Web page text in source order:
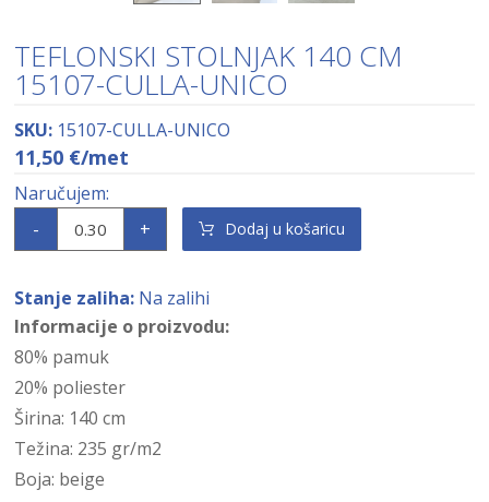
TEFLONSKI STOLNJAK 140 CM
15107-CULLA-UNICO
SKU: 15107-CULLA-UNICO
11,50 €/met
- + Dodaj u košaricu
Stanje zaliha: Na zalihi
Informacije o proizvodu:
80% pamuk
20% poliester
Širina: 140 cm
Težina: 235 gr/m2
Boja: beige